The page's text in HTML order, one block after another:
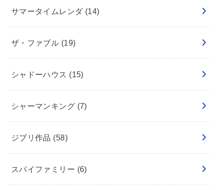
サマータイムレンダ (14)
ザ・ファブル (19)
シャドーハウス (15)
シャーマンキング (7)
ジブリ作品 (58)
スパイファミリー (6)